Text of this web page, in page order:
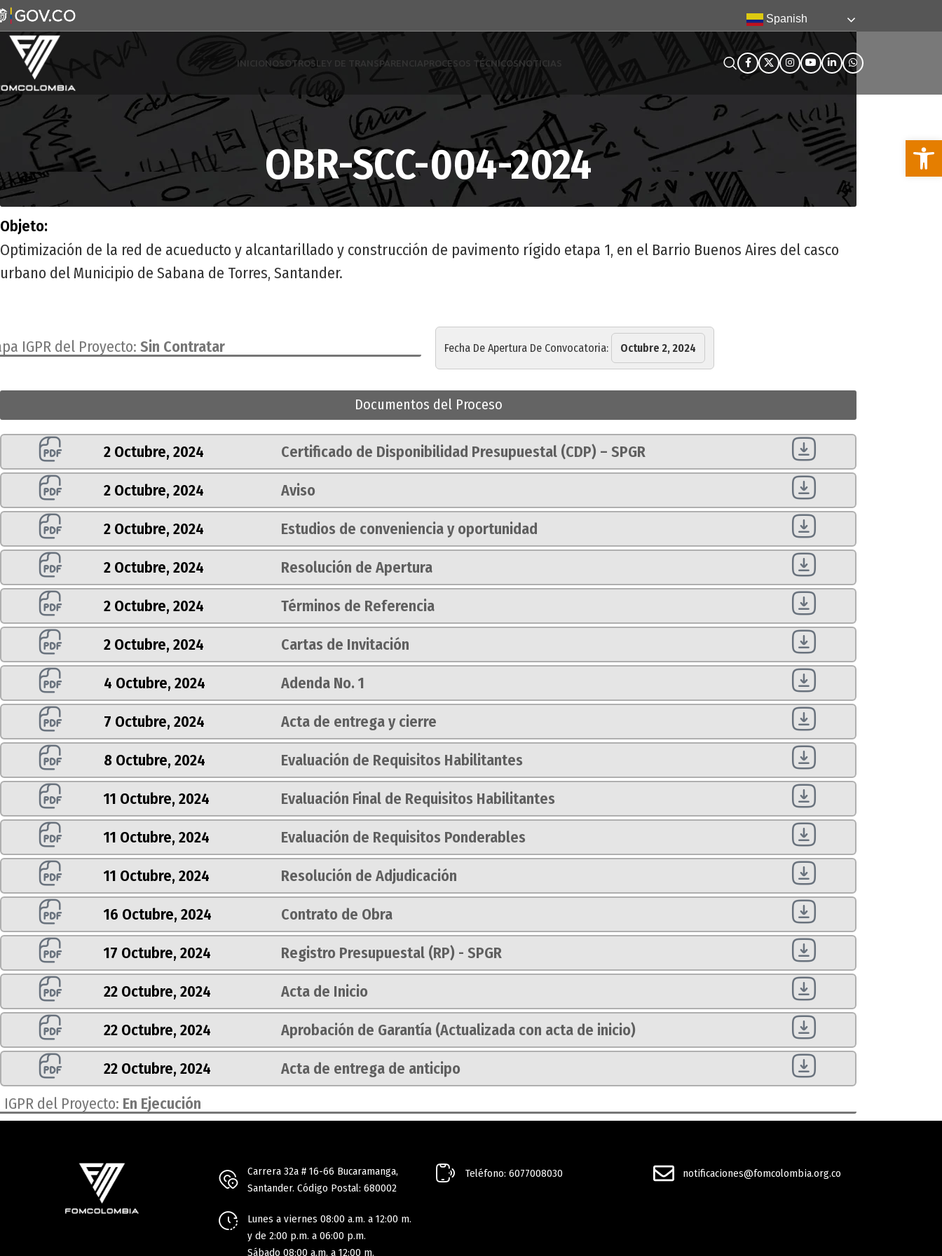
Spanish
INICIONOSOTROS LEY DE TRANSPARENCIA PROCESOS TÉCNICOSNOTICIAS
OBR-SCC-004-2024
Objeto:
Optimización de la red de acueducto y alcantarillado y construcción de pavimento rígido etapa 1, en el Barrio Buenos Aires del casco
urbano del Municipio de Sabana de Torres, Santander.
IGPR del Proyecto: Sin Contratar Fecha De Apertura De Convocatoria: Octubre 2, 2024
Documentos del Proceso
2 Octubre, 2024 Certificado de Disponibilidad Presupuestal (CDP) – SPGR
2 Octubre, 2024 Aviso
2 Octubre, 2024 Estudios de conveniencia y oportunidad
2 Octubre, 2024 Resolución de Apertura
2 Octubre, 2024 Términos de Referencia
2 Octubre, 2024 Cartas de Invitación
4 Octubre, 2024 Adenda No. 1
7 Octubre, 2024 Acta de entrega y cierre
8 Octubre, 2024 Evaluación de Requisitos Habilitantes
11 Octubre, 2024 Evaluación Final de Requisitos Habilitantes
11 Octubre, 2024 Evaluación de Requisitos Ponderables
11 Octubre, 2024 Resolución de Adjudicación
16 Octubre, 2024 Contrato de Obra
17 Octubre, 2024 Registro Presupuestal (RP) - SPGR
22 Octubre, 2024 Acta de Inicio
22 Octubre, 2024 Aprobación de Garantía (Actualizada con acta de inicio)
22 Octubre, 2024
Acta de entrega de anticipo
del Proyecto: En Ejecución
Carrera 32a # 16-66 Bucaramanga,
Santander. Código Postal: 680002
Lunes a viernes 08:00 a.m. a 12:00 m.
y de 2:00 p.m. a 06:00 p.m.
Sábado 08:00 a.m. a 12:00 m.
Teléfono: 6077008030 notificaciones@fomcolombia.org.co
Abra